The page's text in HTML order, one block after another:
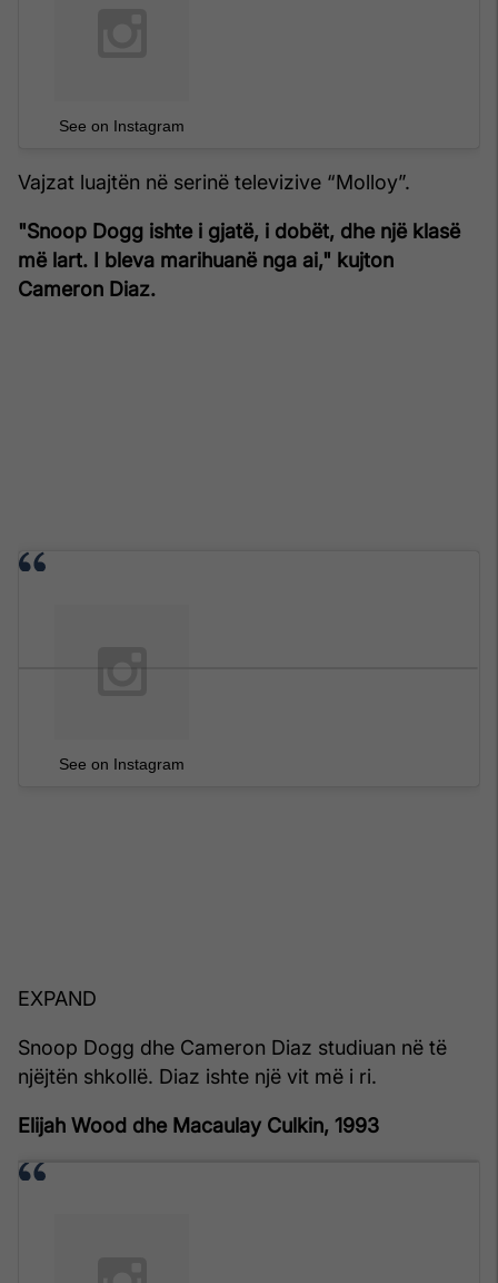
See on Instagram
Vajzat luajtën në serinë televizive “Molloy”.
"Snoop Dogg ishte i gjatë, i dobët, dhe një klasë
më lart. I bleva marihuanë nga ai," kujton
Cameron Diaz.
See on Instagram
EXPAND
Snoop Dogg dhe Cameron Diaz studiuan në të
njëjtën shkollë. Diaz ishte një vit më i ri.
Elijah Wood dhe Macaulay Culkin, 1993